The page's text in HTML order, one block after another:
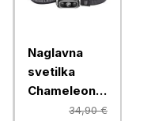
Naglavna
svetilka
Chameleon
34,90 €